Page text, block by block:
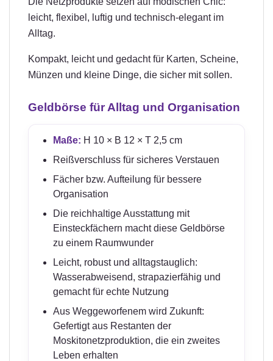
leicht, flexibel, luftig und technisch-elegant im
Alltag.
Kompakt, leicht und gedacht für Karten, Scheine,
Münzen und kleine Dinge, die sicher mit sollen.
Geldbörse für Alltag und Organisation
Maße: H 10 × B 12 × T 2,5 cm
Reißverschluss für sicheres Verstauen
Fächer bzw. Aufteilung für bessere
Organisation
Die reichhaltige Ausstattung mit
Einsteckfächern macht diese Geldbörse
zu einem Raumwunder
Leicht, robust und alltagstauglich:
Wasserabweisend, strapazierfähig und
gemacht für echte Nutzung
Aus Weggeworfenem wird Zukunft:
Gefertigt aus Restanten der
Moskitonetzproduktion, die ein zweites
Leben erhalten